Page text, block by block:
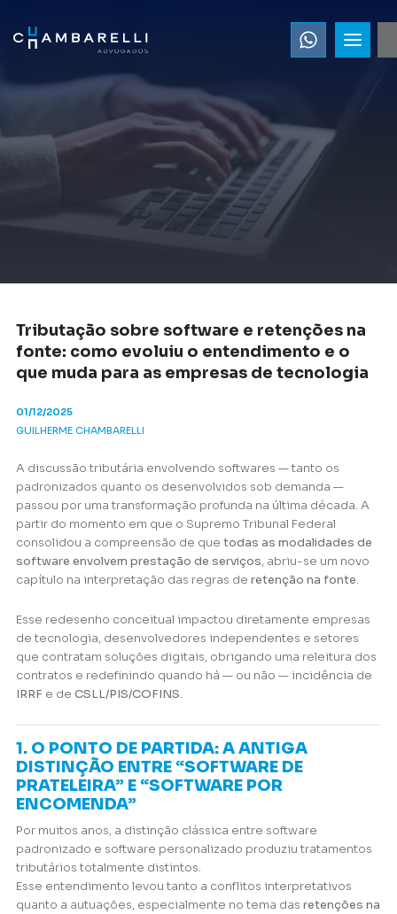
Tributação sobre software e retenções na
fonte: como evoluiu o entendimento e o
que muda para as empresas de tecnologia
01/12/2025
GUILHERME CHAMBARELLI
A discussão tributária envolvendo softwares — tanto os
padronizados quanto os desenvolvidos sob demanda —
passou por uma transformação profunda na última década. A
partir do momento em que o Supremo Tribunal Federal
consolidou a compreensão de que todas as modalidades de
software envolvem prestação de serviços, abriu-se um novo
capítulo na interpretação das regras de retenção na fonte.
Esse redesenho conceitual impactou diretamente empresas
de tecnologia, desenvolvedores independentes e setores
que contratam soluções digitais, obrigando uma releitura dos
contratos e redefinindo quando há — ou não — incidência de
IRRF e de CSLL/PIS/COFINS.
1. O PONTO DE PARTIDA: A ANTIGA
DISTINÇÃO ENTRE “SOFTWARE DE
PRATELEIRA” E “SOFTWARE POR
ENCOMENDA”
Por muitos anos, a distinção clássica entre software
padronizado e software personalizado produziu tratamentos
tributários totalmente distintos.
Esse entendimento levou tanto a conflitos interpretativos
quanto a autuações, especialmente no tema das retenções na